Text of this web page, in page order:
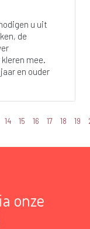
u uit
de
mee.
en ouder
14 15 16 17 18 19
onze